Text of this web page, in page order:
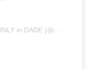
(@onlyindade)